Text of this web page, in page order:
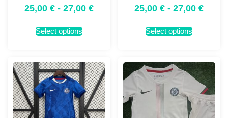
25,00 € - 27,00 €
Select options
25,00€ - 27,00€
Select options